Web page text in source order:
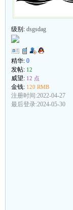
级别: dsgsdag
精华: 0
发帖: 12
威望: 12 点
金钱: 120 RMB
注册时间:2022-04-27
最后登录:2024-05-30